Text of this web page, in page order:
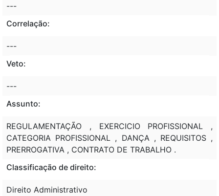
---
Correlação:
---
Veto:
---
Assunto:
REGULAMENTAÇÃO , EXERCICIO PROFISSIONAL ,
CATEGORIA PROFISSIONAL , DANÇA , REQUISITOS ,
PRERROGATIVA , CONTRATO DE TRABALHO .
Classificação de direito:
Direito Administrativo